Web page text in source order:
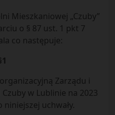
Mieszkaniowej „Czuby”
o § 87 ust. 1 pkt 7
co następuje:
Zarządu i
w Lublinie na 2023
niniejszej uchwały.